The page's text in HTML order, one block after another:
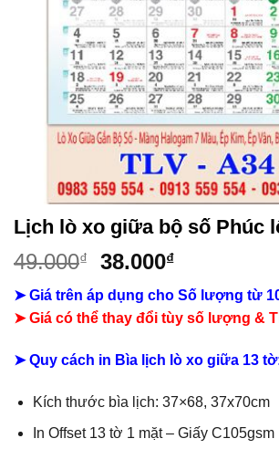
Lịch lò xo giữa bộ số Phúc
49.000₫
Giá
là:
49.000₫.
38.000₫Giá
hiện
tại
là:
38.000₫.
➤ Giá trên áp dụng cho Số lượng từ
➤ Giá có thể thay đổi tùy số lượng &
➤Quy cách in Bìa lịch lò xo giữa 13
Kích thước bìa lịch: 37×68, 37x70cm
In Offset 13 tờ 1 mặt – Giấy C105gsm